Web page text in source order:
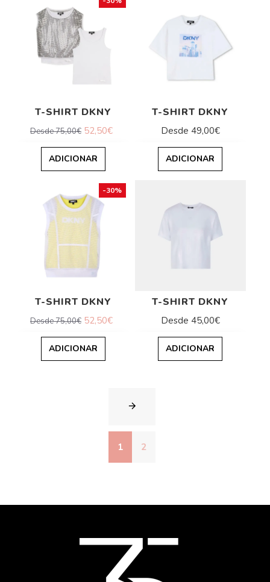
T-SHIRT DKNY
Desde 75,00€ 52,50€
ADICIONAR
T-SHIRT DKNY
Desde 49,00€
ADICIONAR
-30%
T-SHIRT DKNY
Desde 75,00€ 52,50€
ADICIONAR
T-SHIRT DKNY
Desde 45,00€
ADICIONAR
1 2